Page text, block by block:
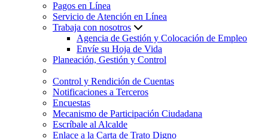
Pagos en Línea
Servicio de Atención en Línea
Trabaja con nosotros
Agencia de Gestión y Colocación de Empleo
Envíe su Hoja de Vida
Planeación, Gestión y Control
Control y Rendición de Cuentas
Notificaciones a Terceros
Encuestas
Mecanismo de Participación Ciudadana
Escríbale al Alcalde
Enlace a la Carta de Trato Digno